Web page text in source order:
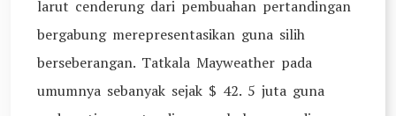
larut cenderung dari pembuahan pertandingan
bergabung merepresentasikan guna silih
berseberangan. Tatkala Mayweather pada
umumnya sebanyak sejak $ 42. 5 juta guna